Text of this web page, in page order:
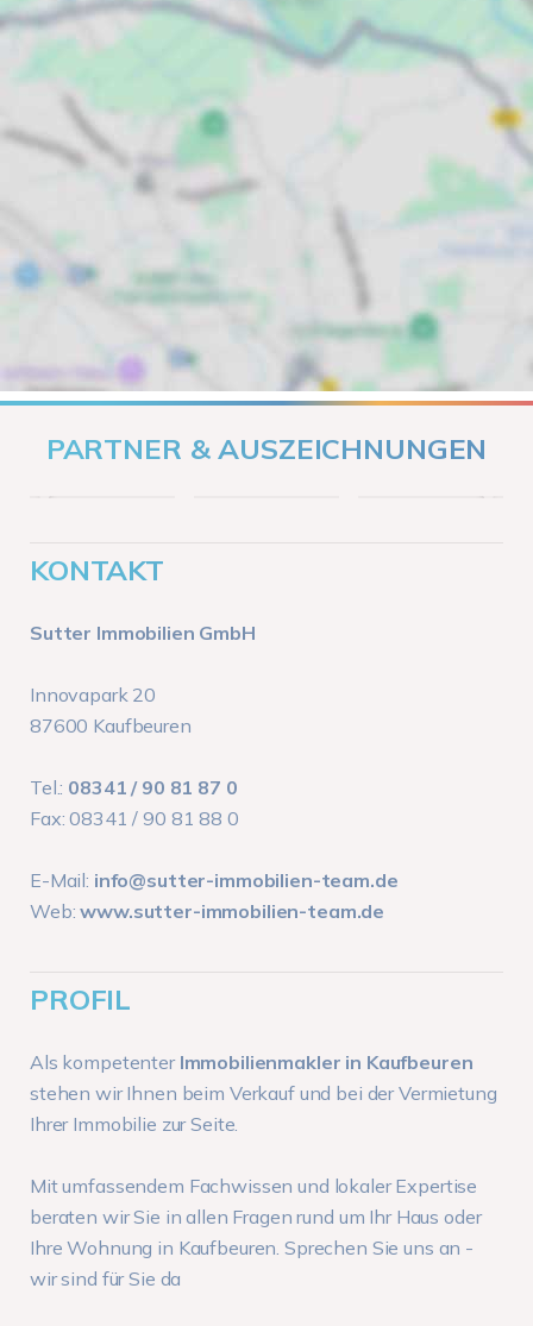
PARTNER & AUSZEICHNUNGEN
KONTAKT
Sutter Immobilien GmbH
Innovapark 20
87600 Kaufbeuren
Tel.: 08341 / 90 81 87 0
Fax: 08341 / 90 81 88 0
E-Mail: info@sutter-immobilien-team.de
Web:www.sutter-immobilien-team.de
PROFIL
Als kompetenter Immobilienmakler in Kaufbeuren
stehen wir Ihnen beim Verkauf und bei der Vermietung
Ihrer Immobilie zur Seite.
Mit umfassendem Fachwissen und lokaler Expertise
beraten wir Sie in allen Fragen rund um Ihr Haus oder
Ihre Wohnung in Kaufbeuren. Sprechen Sie uns an -
wir sind für Sie da